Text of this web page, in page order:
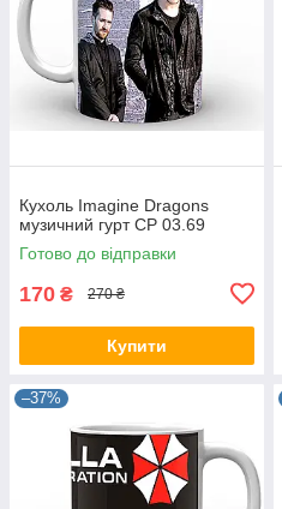
Кухоль Imagine Dragons
музичний гурт CP 03.69
Готово до відправки
170 ₴ 270 ₴
Купити
–37%